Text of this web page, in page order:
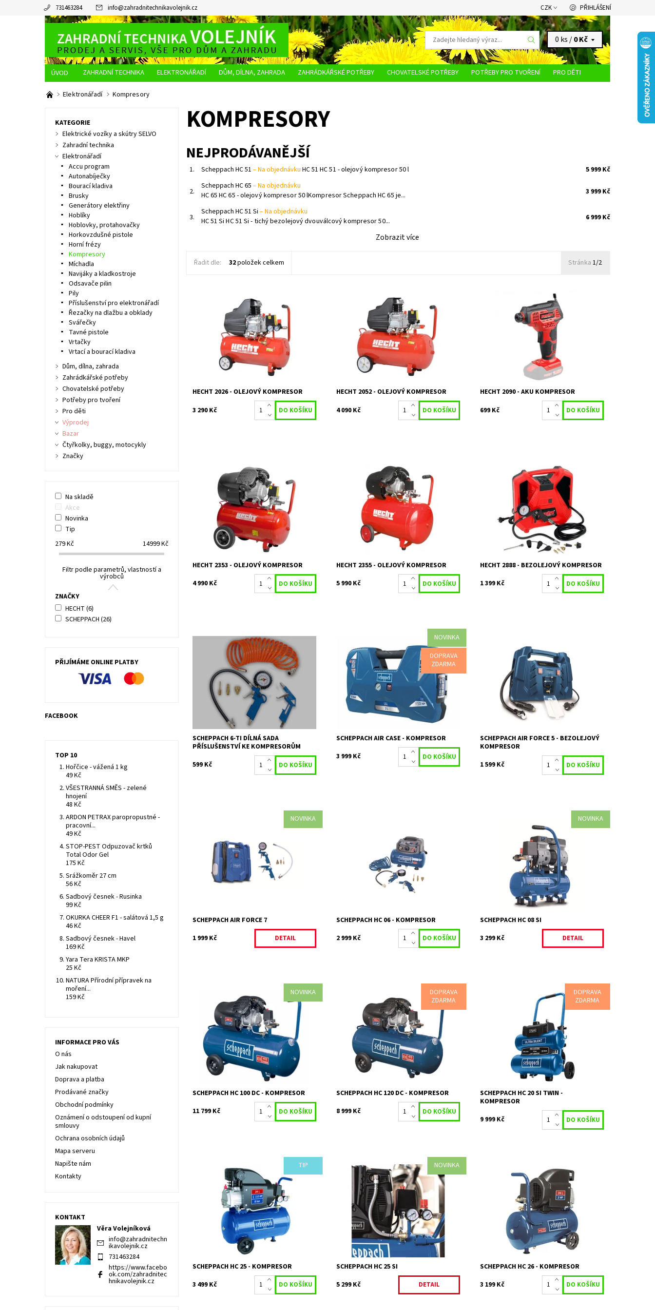
731463284 info@zahradnitechnikavolejnik.cz CZK PŘIHLÁŠENÍ
0 ks /0 Kč
ZAHRADNÍ TECHNIKA ELEKTRONÁŘADÍ DŮM, DÍLNA, ZAHRADA ZAHRÁDKÁŘSKÉ POTŘEBY CHOVATELSKÉ POTŘEBY POTŘEBY PRO TVOŘENÍ
PRO DĚTI
O NÁS
JAK NAKUPOVAT
Elektronářadí Kompresory
KOMPRESORY
NEJPRODÁVANĚJŠÍ
1. Scheppach HC 51 –Na objednávku HC 51 HC 51 - olejový kompresor 50 l 5 999 Kč
2.
Scheppach HC 65 –Na objednávku
HC 65 HC 65 - olejový kompresor 50 lKompresor Scheppach HC 65 je...
3 999 Kč
3.
Scheppach HC 51 Si –Na objednávku
HC 51 Si HC 51 Si - tichý bezolejový dvouválcový kompresor 50...
6 999 Kč
Zobrazit více
Řadit dle: 32položek celkem Stránka 1/2
Elektrický olejový kompresor s příkonem
1500 W. Max. tlak 8 bar. Nádrž 24 l.
Hmotnost 20,6 kg.
Dostupnost:
Na objednání, skladem
do 5 dnů
2431
HECHT
HECHT 2026 - OLEJOVÝ KOMPRESOR
3 290 Kč
Elektrický olejový kompresor s příkonem
1500 W. Max. tlak 8 bar. Nádrž 50 l.
Hmotnost 29 kg.
Dostupnost:
Skladem 1 ks
2434
Značka:
HECHT
Záruka:
2 roky
HECHT 2052 - OLEJOVÝ KOMPRESOR
4 090 Kč
Akumulátorový kompresor napájený
akumulátorem o napětí 20 V. Max tlak 7 bar.
Kompatibilní s ACCU programem 1278 -
Akumulátor a nabíječka nejsou...
Skladem 2 ks
16424
HECHT
2 roky
HECHT 2090 - AKU KOMPRESOR
699 Kč
Elektrický dvouválcový olejový
kompresor s příkonem 2,2 kW. Max. tlak 8
bar. Nádrž 50 l. Hmotnost 36,2 kg.
Dostupnost:
Na objednání, skladem
do 5 dnů
2437
Značka:
HECHT
Záruka:
2 roky
HECHT 2353 - OLEJOVÝ KOMPRESOR
4 990 Kč
Elektrický dvouválcový olejový
kompresor s příkonem 2,2 kW. Max. tlak 8
bar. Velká 100 l nádrž. Toto zboží je možné
zakoupit pouze v našem...
Dostupnost:
Na objednání, skladem
do 5 dnů
16421
HECHT
HECHT 2355 - OLEJOVÝ KOMPRESOR
5 990 Kč
Napětí 230 V / 50 Hz, hmotnost 6 kg,
příkon 1100 W, délka hadice 3 m, max. tlak
8 bar, počet výstupů 1,max. sací výkon
Dostupnost:
Momentálně
nedostupné
80/1147
HECHT
2 roky
HECHT 2888 - BEZOLEJOVÝ KOMPRESOR
1 399 Kč
SCHEPPACH 6-TI DÍLNÁ SADA
PŘÍSLUŠENSTVÍ KE KOMPRESORŮM
Dostupnost:
Skladem 1 ks
15758
Značka:
SCHEPPACH
Záruka:
2 roky
SCHEPPACH 6-TI DÍLNÁ SADA
PŘÍSLUŠENSTVÍ KE KOMPRESORŮM
599 Kč
NOVINKA
DOPRAVA
ZDARMA
Bezolejový kompresor o tlatku 8bar,
vzdušník 2l o hmotnosti 8kg.
Dostupnost:
Na objednávku
602
Značka:
SCHEPPACH
Záruka:
2 roky / prodloužená
záruka 4 roky
SCHEPPACH AIR CASE - KOMPRESOR
3 999 Kč
AIR FORCE 5 - BEZOLEJOVÝ MOBILNÍ
KOMPRESOR 8 BAR NA 12 V/230 V
Dostupnost:
Na objednání, skladem
do 5 dnů
80/159
Značka:
SCHEPPACH
2 roky / prodloužená
záruka 4 roky
SCHEPPACH AIR FORCE 5 - BEZOLEJOVÝ
KOMPRESOR
1 599 Kč
NOVINKA
Scheppach AIR FORCE 7 je praktický,
skladný, lehký, výkonný a bohatě
vybavený pomocník vhodný do každé
domácnosti,...
Dostupnost:
Na objednávku
SCHEPPACH AIR FORCE 7
1 999 Kč
DETAIL
HC 06 - BEZOLEJOVÝ KOMPRESOR 6 L
Skladem 1 ks
15740
SCHEPPACH
2 roky / prodloužená
záruka 4 roky
SCHEPPACH HC 06 - KOMPRESOR
2 999 Kč
NOVINKA
Scheppach HC 08 SiKompaktní kompresor
Scheppach HC 08 Si je všestranným
pomocníkem pro domácí práce, dílnu či
garáž. Díky své nízké hlučnosti a...
Dostupnost:
Na objednávku
34756
SCHEPPACH
2 roky
SCHEPPACH HC 08 SI
3 299 Kč
DETAIL
NOVINKA
Olejový dvouválcový kompresor s
maximálním tlakem 8bar a vzdušníkem
Dostupnost:
Na objednání, skladem
do 5 dnů
Kód:
608
Značka:
SCHEPPACH
Záruka:
2 roky / prodloužená
záruka 4 roky
SCHEPPACH HC 100 DC - KOMPRESOR
11 799 Kč
DOPRAVA
ZDARMA
Scheppach HC 120 dc - olejový
dvouválcový kompresor 10 bar se
vzdušníkem 100 l
Dostupnost:
Na předobjednávku
80/164
Značka:
SCHEPPACH
Záruka:
2 roky / prodloužená
záruka 4 roky
SCHEPPACH HC 120 DC - KOMPRESOR
8 999 Kč
DOPRAVA
ZDARMA
Scheppach HC 20 Si Twin - ultra tichý
bezolejový dvouválcový kompresor 20 l
Na objednání, skladem
do 3 dnů
80/163
SCHEPPACH
2 roky / prodloužená
záruka 4 roky
SCHEPPACH HC 20 SI TWIN -
KOMPRESOR
9 999 Kč
TIP
Olejový kompresor Scheppach HC 25
je ideálním pomocníkem pro každého
Dostupnost:
Skladem 1 ks
557
SCHEPPACH
2 roky / prodloužená
záruka 4 roky
SCHEPPACH HC 25 - KOMPRESOR
3 499 Kč
NOVINKA
HC 25 Si - tichý bezolejový dvouválcový
kompresor 24 litrů Kompresor Scheppach
HC 25 Si je tichý bezolejový dvouválcový
kompresor, který je vhodný...
Dostupnost:
Na objednávku
34762
SCHEPPACH
Záruka:
2 roky
SCHEPPACH HC 25 SI
5 299 Kč
DETAIL
HC 26 - OLEJOVÝ KOMPRESOR 8 BAR SE
VZDUŠNÍKEM 24 L
Na objednání, skladem
do 5 dnů
19037
SCHEPPACH
2 roky / prodloužená
záruka 4 roky
SCHEPPACH HC 26 - KOMPRESOR
3 199 Kč
KATEGORIE
Elektrické vozíky a skútry SELVO
Zahradní technika
Elektronářadí
Accu program
Autonabíječky
Bourací kladiva
Brusky
Generátory elektřiny
Hoblíky
Hoblovky, protahovačky
Horkovzdušné pistole
Horní frézy
Kompresory
Míchadla
Navijáky a kladkostroje
Odsavače pilin
Pily
Příslušenství pro elektronářadí
Řezačky na dlažbu a obklady
Svářečky
Tavné pistole
Vrtačky
Vrtací a bourací kladiva
Dům, dílna, zahrada
Zahrádkářské potřeby
Chovatelské potřeby
Potřeby pro tvoření
Pro děti
Výprodej
Bazar
Čtyřkolky, buggy, motocykly
Značky
Na skladě
Akce
Novinka
Tip
279Kč 14999Kč
Filtr podle parametrů, vlastností a
výrobců
ZNAČKY
HECHT (6)
SCHEPPACH (26)
PŘIJÍMÁME ONLINE PLATBY
FACEBOOK
TOP 10
Hořčice - vážená 1 kg
49 Kč
VŠESTRANNÁ SMĚS - zelené
hnojení
48 Kč
ARDON PETRAX paropropustné -
pracovní...
49 Kč
STOP-PEST Odpuzovač krtků
Total Odor Gel
175 Kč
Srážkoměr 27 cm
56 Kč
Sadbový česnek - Rusinka
99 Kč
OKURKA CHEER F1 - salátová 1,5 g
46 Kč
Sadbový česnek - Havel
169 Kč
Yara Tera KRISTA MKP
25 Kč
NATURA Přírodní přípravek na
moření...
159 Kč
INFORMACE PRO VÁS
O nás
Jak nakupovat
Doprava a platba
Prodávané značky
Obchodní podmínky
Oznámení o odstoupení od kupní
smlouvy
Ochrana osobních údajů
Mapa serveru
Napište nám
Kontakty
KONTAKT
Věra Volejníková
info@zahradnitechn
ikavolejnik.cz
731463284
https://www.facebo
ok.com/zahradnitec
hnikavolejnik.cz